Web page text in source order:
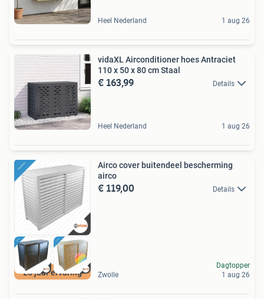
Heel Nederland 1 aug 26
vidaXL Airconditioner hoes Antraciet
110 x 50 x 80 cm Staal
€ 163,99 Details
Heel Nederland 1 aug 26
25 jaar ervaring
Airco cover buitendeel bescherming
airco
€ 119,00 Details
Zwolle
Dagtopper
1 aug 26